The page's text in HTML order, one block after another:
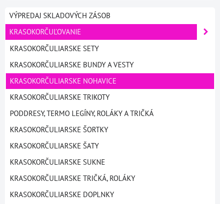
VÝPREDAJ SKLADOVÝCH ZÁSOB
KRASOKORČUĽOVANIE
KRASOKORČULIARSKE SETY
KRASOKORČULIARSKE BUNDY A VESTY
KRASOKORČULIARSKE NOHAVICE
KRASOKORČULIARSKE TRIKOTY
PODDRESY, TERMO LEGÍNY, ROLÁKY A TRIČKÁ
KRASOKORČULIARSKE ŠORTKY
KRASOKORČULIARSKE ŠATY
KRASOKORČULIARSKE SUKNE
KRASOKORČULIARSKE TRIČKÁ, ROLÁKY
KRASOKORČULIARSKE DOPLNKY